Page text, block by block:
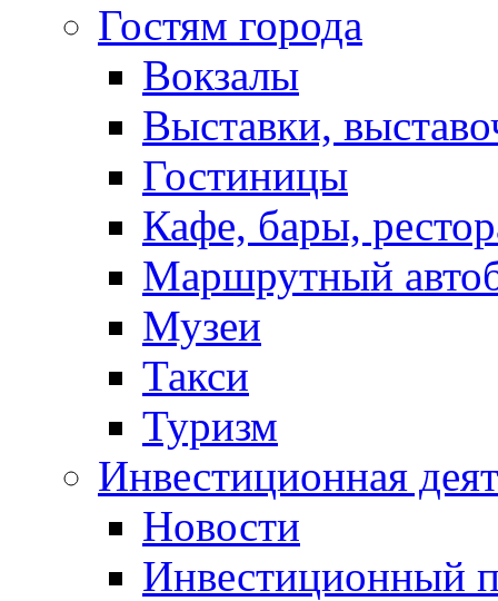
Гостям города
Вокзалы
Выставки,
Гостиницы
Кафе, бары,
Маршрутный
Музеи
Такси
Туризм
Инвестиционная
Новости
Инвестиционный